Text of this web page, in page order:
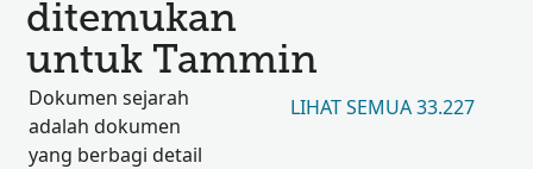
ditemukan
untuk Tammin
Dokumen sejarah
adalah dokumen
yang berbagi detail
LIHAT SEMUA 33.227